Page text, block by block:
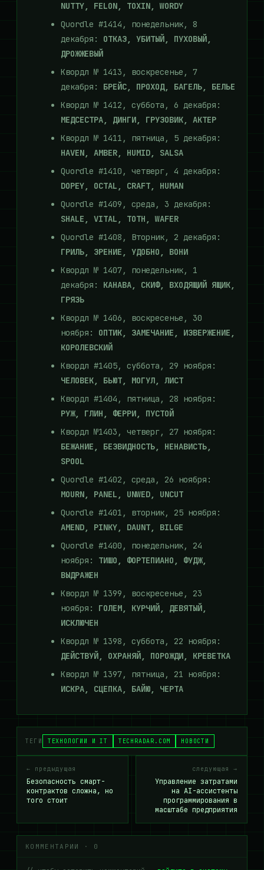
NUTTY, FELON, TOXIN, WORDY
Quordle #1414, понедельник, 8
декабря: ОТКАЗ, УБИТЫЙ, ПУХОВЫЙ,
ДРОЖЖЕВЫЙ
Квордл № 1413, воскресенье, 7
декабря: БРЕЙС, ПРОХОД, БАГЕЛЬ, БЕЛЬЕ
Квордл № 1412, суббота, 6 декабря:
МЕДСЕСТРА, ДИНГИ, ГРУЗОВИК, АКТЕР
Квордл № 1411, пятница, 5 декабря:
HAVEN, AMBER, HUMID, SALSA
Quordle #1410, четверг, 4 декабря:
DOPEY, OCTAL, CRAFT, HUMAN
Quordle #1409, среда, 3 декабря:
SHALE, VITAL, TOTH, WAFER
Quordle #1408, Вторник, 2 декабря:
ГРИЛЬ, ЗРЕНИЕ, УДОБНО, ВОНИ
Квордл № 1407, понедельник, 1
декабря: КАНАВА, СКИФ, ВХОДЯЩИЙ ЯЩИК,
ГРЯЗЬ
Квордл № 1406, воскресенье, 30
ноября: ОПТИК, ЗАМЕЧАНИЕ, ИЗВЕРЖЕНИЕ,
КОРОЛЕВСКИЙ
Квордл #1405, суббота, 29 ноября:
ЧЕЛОВЕК, БЬЮТ, МОГУЛ, ЛИСТ
Квордл #1404, пятница, 28 ноября:
РУЖ, ГЛИН, ФЕРРИ, ПУСТОЙ
Квордл №1403, четверг, 27 ноября:
БЕЖАНИЕ, БЕЗВИДНОСТЬ, НЕНАВИСТЬ,
SPOOL
Quordle #1402, среда, 26 ноября:
MOURN, PANEL, UNWED, UNCUT
Quordle #1401, вторник, 25 ноября:
AMEND, PINKY, DAUNT, BILGE
Quordle #1400, понедельник, 24
ноября: ТИШО, ФОРТЕПИАНО, ФУДЖ,
ВЫДРАЖЕН
Квордл № 1399, воскресенье, 23
ноября: ГОЛЕМ, КУРЧИЙ, ДЕВЯТЫЙ,
ИСКЛЮЧЕН
Квордл № 1398, суббота, 22 ноября:
ДЕЙСТВУЙ, ОХРАНЯЙ, ПОРОЖДИ, КРЕВЕТКА
Квордл № 1397, пятница, 21 ноября:
ИСКРА, СЦЕПКА, БАЙЮ, ЧЕРТА
ТЕГИ ТЕХНОЛОГИИ И IT TECHRADAR.COM НОВОСТИ
← предыдущая
Безопасность смарт-
контрактов сложна, но
того стоит
следующая →
Управление затратами
на AI-ассистенты
программирования в
масштабе предприятия
КОММЕНТАРИИ · 0